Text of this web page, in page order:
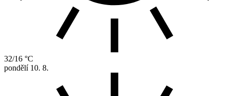
32/16 °C
pondělí 10. 8.